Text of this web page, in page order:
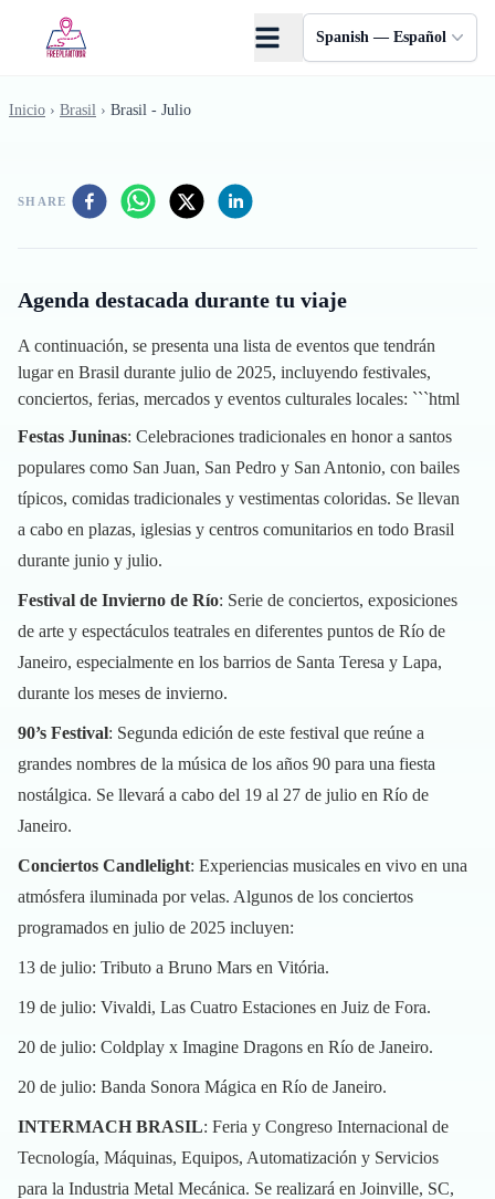
Spanish — Español
Inicio › Brasil › Brasil - Julio
SHARE
Agenda destacada durante tu viaje
A continuación, se presenta una lista de eventos que tendrán
lugar en Brasil durante julio de 2025, incluyendo festivales,
conciertos, ferias, mercados y eventos culturales locales: ```html
Festas Juninas: Celebraciones tradicionales en honor a santos
populares como San Juan, San Pedro y San Antonio, con bailes
típicos, comidas tradicionales y vestimentas coloridas. Se llevan
a cabo en plazas, iglesias y centros comunitarios en todo Brasil
durante junio y julio.
Festival de Invierno de Río: Serie de conciertos, exposiciones
de arte y espectáculos teatrales en diferentes puntos de Río de
Janeiro, especialmente en los barrios de Santa Teresa y Lapa,
durante los meses de invierno.
90’s Festival: Segunda edición de este festival que reúne a
grandes nombres de la música de los años 90 para una fiesta
nostálgica. Se llevará a cabo del 19 al 27 de julio en Río de
Janeiro.
Conciertos Candlelight: Experiencias musicales en vivo en una
atmósfera iluminada por velas. Algunos de los conciertos
programados en julio de 2025 incluyen:
13 de julio: Tributo a Bruno Mars en Vitória.
19 de julio: Vivaldi, Las Cuatro Estaciones en Juiz de Fora.
20 de julio: Coldplay x Imagine Dragons en Río de Janeiro.
20 de julio: Banda Sonora Mágica en Río de Janeiro.
INTERMACH BRASIL: Feria y Congreso Internacional de
Tecnología, Máquinas, Equipos, Automatización y Servicios
para la Industria Metal Mecánica. Se realizará en Joinville, SC,